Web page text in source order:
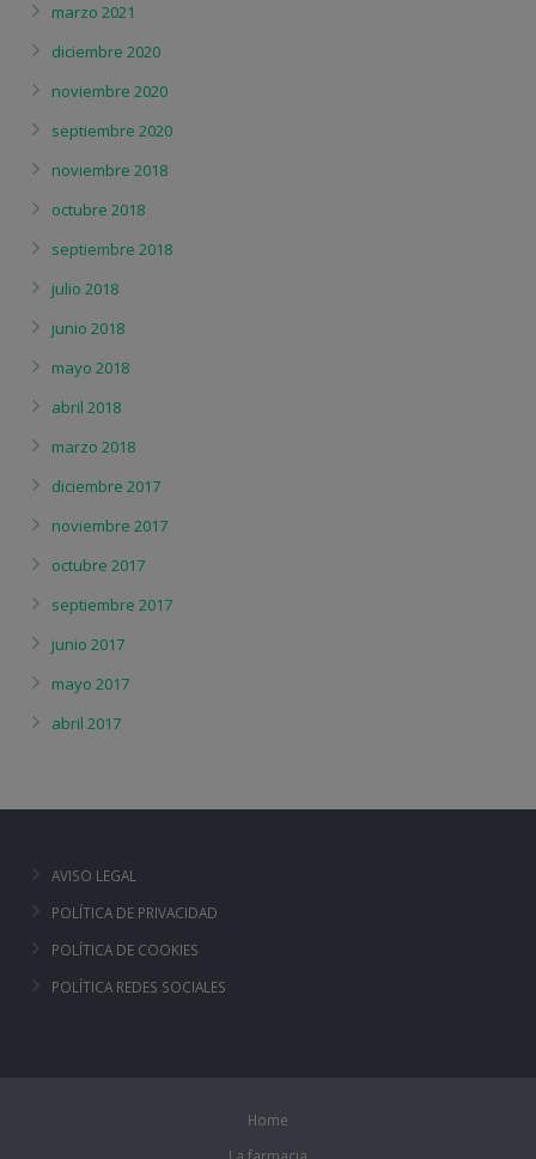
marzo 2021
diciembre 2020
noviembre 2020
septiembre 2020
noviembre 2018
octubre 2018
septiembre 2018
julio 2018
junio 2018
mayo 2018
abril 2018
marzo 2018
diciembre 2017
noviembre 2017
octubre 2017
septiembre 2017
junio 2017
mayo 2017
abril 2017
AVISO LEGAL
POLÍTICA DE PRIVACIDAD
POLÍTICA DE COOKIES
POLÍTICA REDES SOCIALES
Home